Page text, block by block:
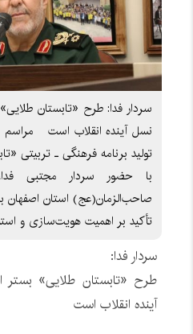
سردار فدا: طرح «تابستان
نسل آینده انقلاب است مراسم
تولید برنامه فرهنگی ـ تربیتی
با حضور سردار مجتبی
صاحب‌الزمان(عج) استان اصفهان
تأکید بر اهمیت هویت‌سازی و
سردار فدا:
طرح «تابستان طلایی» بستر
آینده انقلاب است